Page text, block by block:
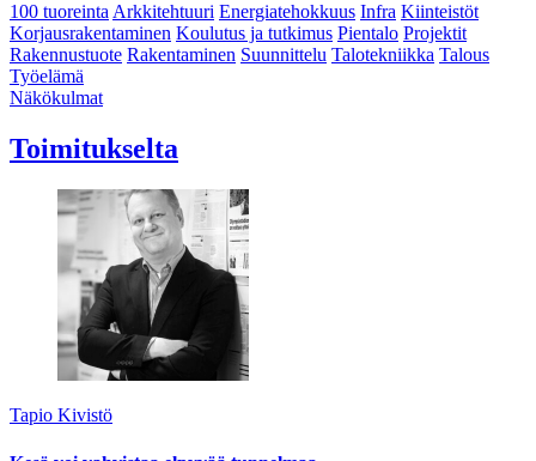
100 tuoreintaArkkitehtuuri Energiatehokkuus Infra Kiinteistöt
Korjausrakentaminen Koulutus ja tutkimus Pientalo Projektit
Rakennustuote Rakentaminen Suunnittelu Talotekniikka Talous
Työelämä
Näkökulmat
Toimitukselta
Tapio Kivistö